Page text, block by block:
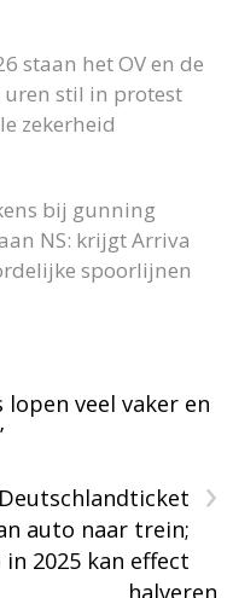
staan het OV en de
uren stil in protest
zekerheid
bij gunning
NS: krijgt Arriva
spoorlijnen
lopen veel vaker en
›
auto naar trein;
2025 kan effect